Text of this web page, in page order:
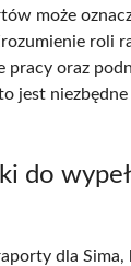
może
roli
pracy oraz
jest
do
dla Sima,